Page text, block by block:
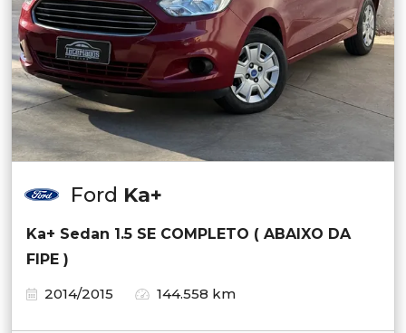
Ford Ka+
Ka+ Sedan 1.5 SE COMPLETO ( ABAIXO DA
FIPE )
2014/2015
144.558 km